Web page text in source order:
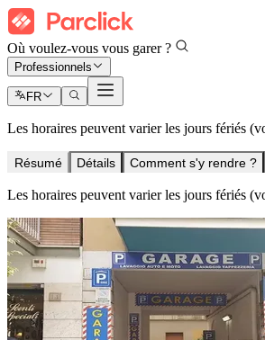
Où voulez-vous vous garer ?
Professionnels
FR
Les horaires peuvent varier les jours fériés
Résumé Détails Comment s'y rendre ?
Les horaires peuvent varier les jours fériés